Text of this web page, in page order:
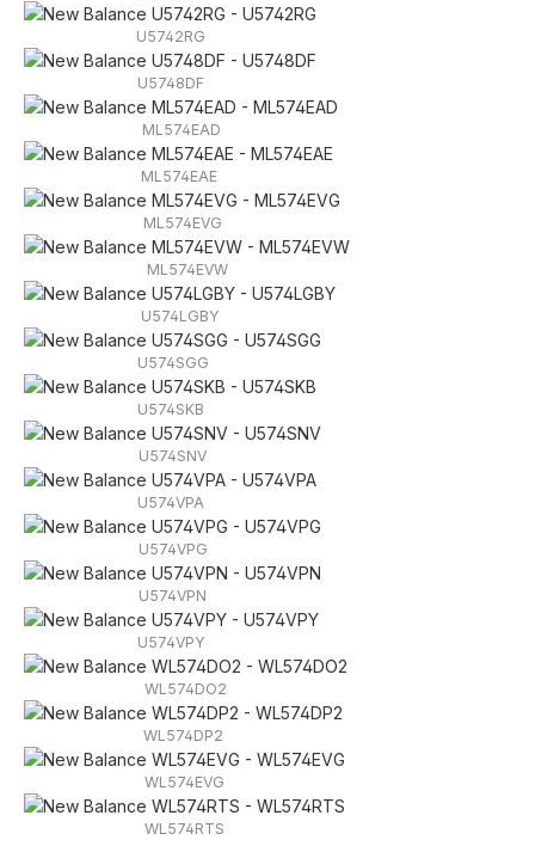
U5742RG
U5748DF
ML574EAD
ML574EAE
ML574EVG
ML574EVW
U574LGBY
U574SGG
U574SKB
U574SNV
U574VPA
U574VPG
U574VPN
U574VPY
WL574DO2
WL574DP2
WL574EVG
WL574RTS